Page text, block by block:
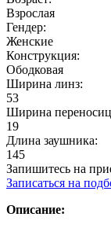
Взрослая
Гендер:
Женские
Конструкция:
Ободковая
Ширина линз:
53
Ширина
19
Длина заушника:
145
Запишитесь на
Записаться на
Описание: